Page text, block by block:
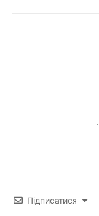
Підписатися